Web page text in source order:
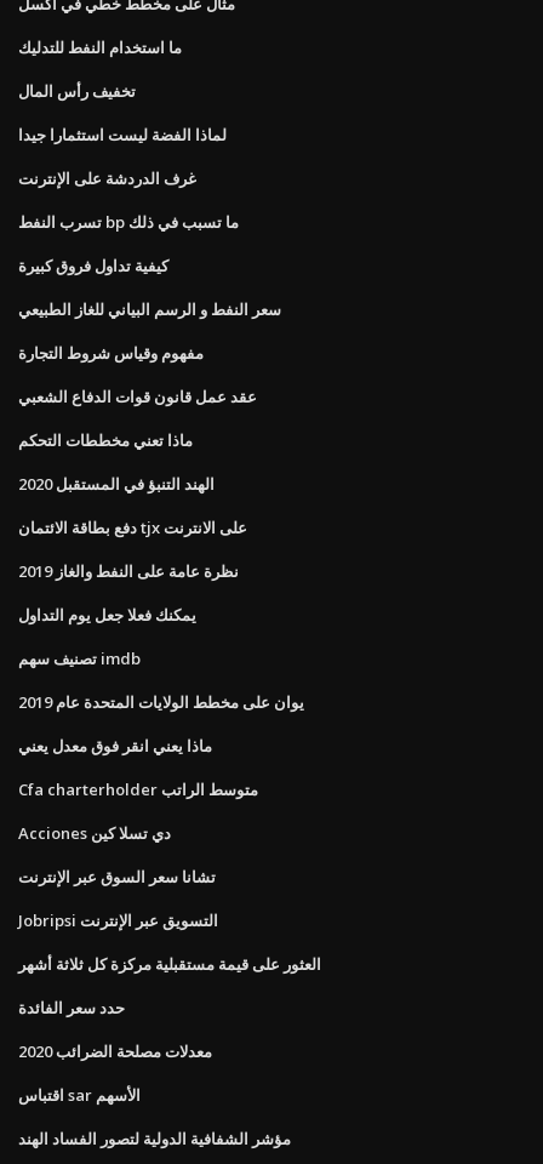
ما استخدام النفط للتدليك
تخفيف رأس المال
لماذا الفضة ليست استثمارا جيدا
غرف الدردشة على الإنترنت
تسرب النفط bp ما تسبب في ذلك
كيفية تداول فروق كبيرة
سعر النفط و الرسم البياني للغاز الطبيعي
مفهوم وقياس شروط التجارة
عقد عمل قانون قوات الدفاع الشعبي
ماذا تعني مخططات التحكم
الهند التنبؤ في المستقبل 2020
دفع بطاقة الائتمان tjx على الانترنت
نظرة عامة على النفط والغاز 2019
يمكنك فعلا جعل يوم التداول
تصنيف سهم imdb
يوان على مخطط الولايات المتحدة عام 2019
ماذا يعني انقر فوق معدل يعني
Cfa charterholder متوسط ​​الراتب
Acciones دي تسلا كين
تشانا سعر السوق عبر الإنترنت
Jobripsi التسويق عبر الإنترنت
العثور على قيمة مستقبلية مركزة كل ثلاثة أشهر
حدد سعر الفائدة
معدلات مصلحة الضرائب 2020
اقتباس sar الأسهم
مؤشر الشفافية الدولية لتصور الفساد الهند